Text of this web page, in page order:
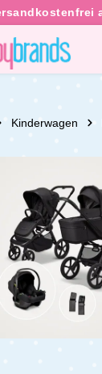
Kinderwagen